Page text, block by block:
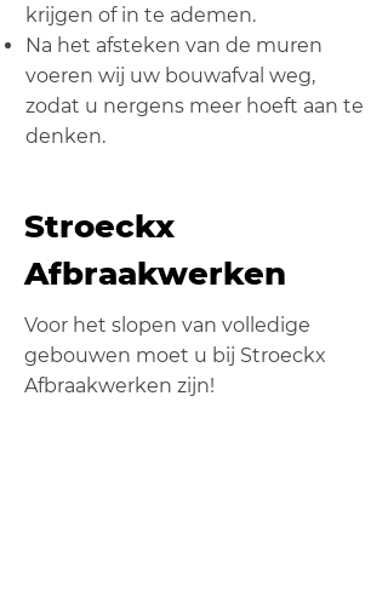
krijgen of in te ademen.
Na het afsteken van de muren
voeren wij uw bouwafval weg,
zodat u nergens meer hoeft aan te
denken.
Stroeckx
Afbraakwerken
Voor het slopen van volledige
gebouwen moet u bij Stroeckx
Afbraakwerken zijn!